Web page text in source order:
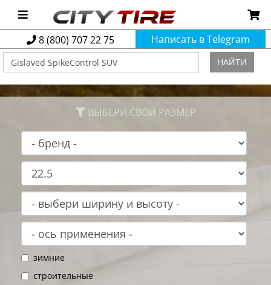
8 (800) 707 22 75 Написать в Telegram
НАЙТИ
ВЫБЕРИ СВОЙ РАЗМЕР
зимние
строительные